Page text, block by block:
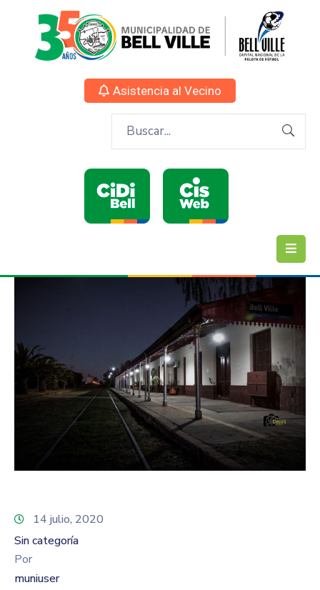
Asistencia al Vecino
14 julio, 2020
Sin categoría
Por
muniuser